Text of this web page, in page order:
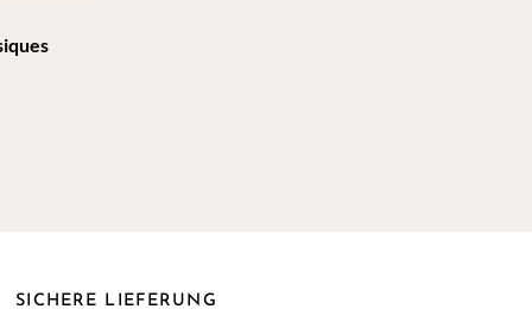
SICHERE LIEFERUNG